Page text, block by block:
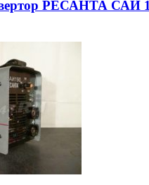
РЕСАНТА САИ